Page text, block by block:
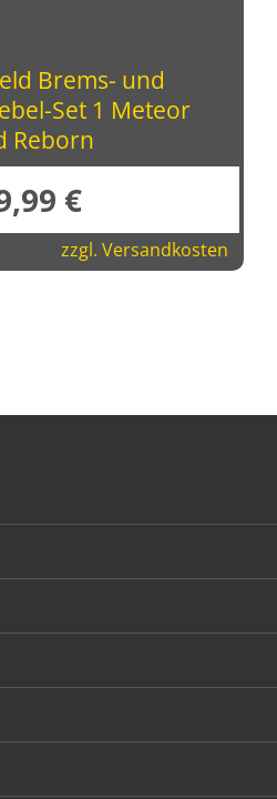
Brems- und
Set 1 Meteor
Reborn
€
zzgl. Versandkosten